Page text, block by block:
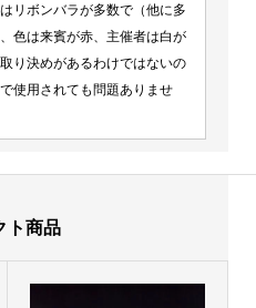
リボンバラが多数で（他に多
色は来賓が赤、主催者は白が
り決めがあるわけではないの
使用されても問題ありませ
ト商品